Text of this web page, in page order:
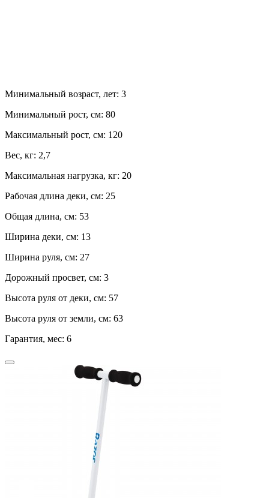
Минимальный возраст, лет: 3
Минимальный рост, см: 80
Максимальный рост, см: 120
Вес, кг: 2,7
Максимальная нагрузка, кг: 20
Рабочая длина деки, см: 25
Общая длина, см: 53
Ширина деки, см: 13
Ширина руля, см: 27
Дорожный просвет, см: 3
Высота руля от деки, см: 57
Высота руля от земли, см: 63
Гарантия, мес: 6